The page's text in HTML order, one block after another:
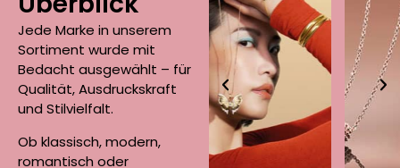
Jede Marke in unserem
Sortiment wurde mit
Bedacht ausgewählt – für
Qualität, Ausdruckskraft
und Stilvielfalt.
Ob klassisch, modern,
romantisch oder
Sabo steht für
ausdrucksstarken
Schmuck mit
Symbolkraft –
von
detailreichen
Anhängern bis
zu modernen
Design in seiner
elegantesten
Form.
Pesavento
verbindet
kreative Formen
mit edlen
Materialien – für